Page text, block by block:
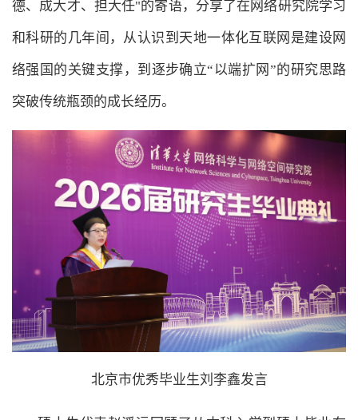
德、成大才、担大任"的寄语，分享了在网络研究院学习
和科研的几年间，从认识到天地一体化互联网是建设网
络强国的关键支撑，到逐步确立“以端扩网”的研究思路
突破传统瓶颈的成长经历。
北京市优秀毕业生刘李鑫发言